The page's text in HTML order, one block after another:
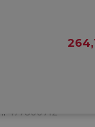
264
FREGADERO
477800712